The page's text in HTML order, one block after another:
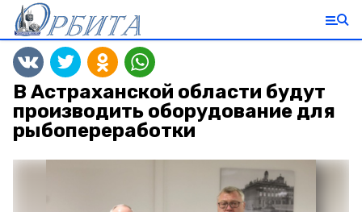
В Астраханской области будут
производить оборудование для
рыбопереработки